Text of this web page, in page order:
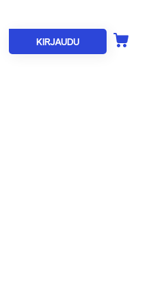
KIRJAUDU